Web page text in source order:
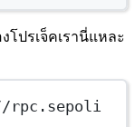
โปรเจ็คเรานี่แหละ
rpc.sepoli